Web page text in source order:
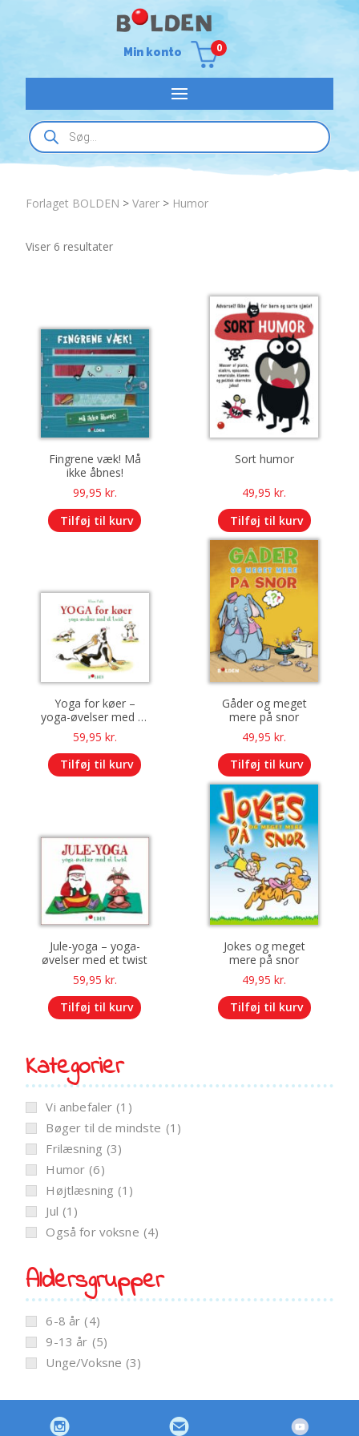
Min konto 0
Products
search
Forlaget BOLDEN >Varer > Humor
Kategorier
Vi anbefaler (1)
Bøger til de mindste (1)
Frilæsning (3)
Humor (6)
Højtlæsning (1)
Jul (1)
Også for voksne (4)
Aldersgrupper
6-8 år (4)
9-13 år (5)
Unge/Voksne (3)
Viser 6 resultaterSorted
Fingrene væk! Må
ikke åbnes!
99,95 kr.
Tilføj til kurv
Sort humor
49,95kr.
Tilføj til kurv
Yoga for køer –
yoga-øvelser med et
twist
59,95 kr.
Tilføj til kurv
Gåder og meget
mere på snor
49,95kr.
Tilføj til kurv
Jule-yoga – yoga-
øvelser med et twist
59,95 kr.
Tilføj til kurv
Jokes og meget
mere på snor
49,95kr.
Tilføj til kurv